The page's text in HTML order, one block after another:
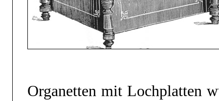
Organetten mit Lochplatten